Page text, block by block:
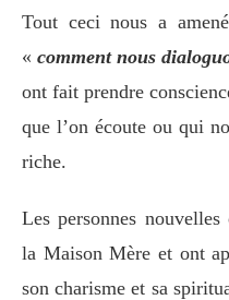
Tout ceci nous a
«comment nous
ont fait prendre
que l’on écoute ou qui
riche.
Les personnes
la Maison Mère et ont
son charismeet sa